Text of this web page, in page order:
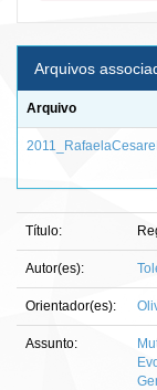
Arquivos
Arquivo
Título:
Autor(es):
Orientador(es):
Assunto: